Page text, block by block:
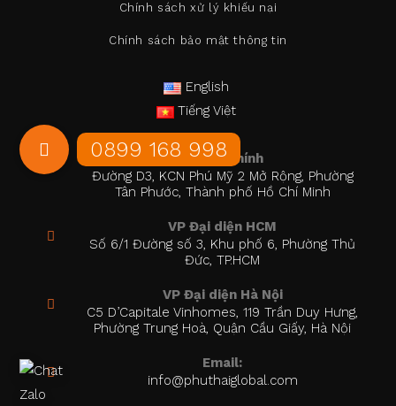
Chính sách xử lý khiếu nại
Chính sách bảo mật thông tin
English
Tiếng Việt
Trụ sở chính
Đường D3, KCN Phú Mỹ 2 Mở Rộng, Phường
Tân Phước, Thành phố Hồ Chí Minh
VP Đại diện HCM
Số 6/1 Đường số 3, Khu phố 6, Phường Thủ
Đức, TP.HCM
VP Đại diện Hà Nội
C5 D’Capitale Vinhomes, 119 Trần Duy Hưng,
Phường Trung Hoà, Quận Cầu Giấy, Hà Nội
Email:
info@phuthaiglobal.comOpens